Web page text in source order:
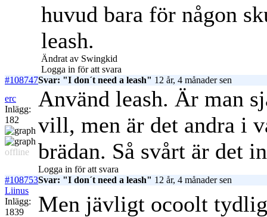
huvud bara för någon
leash.
Ändrat av Swingkid
Logga in för att svara
#108747Svar: "I don´t need a leash" 12 år, 4 månader sen
erc
Inlägg:
182
offline
Använd leash. Är man
vill, men är det andra i
brädan. Så svårt är det
Logga in för att svara
#108753Svar: "I don´t need a leash" 12 år, 4 månader sen
Liinus
Inlägg:
1839
Men jävligt ocoolt